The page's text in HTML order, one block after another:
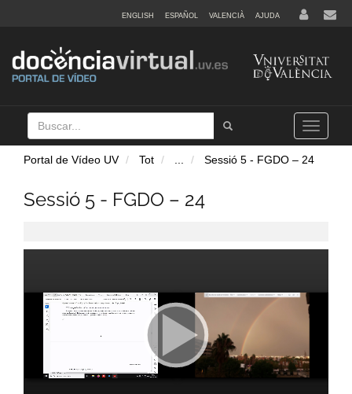
ENGLISH ESPAÑOL VALENCIÀ AJUDA
Buscar
Tramet
Toggle
navigation
Portal de Vídeo UV Tot Sessió 5 - FGDO – 24
Sessió 5 - FGDO – 24